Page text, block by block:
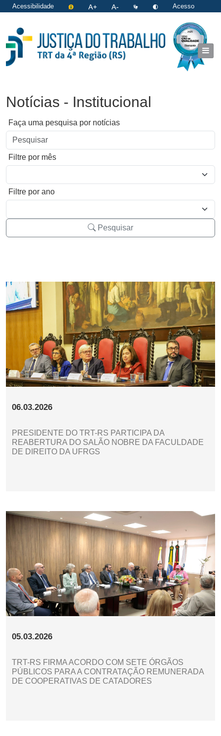
Acessibilidade
Acesso
Notícias - Institucional
Faça uma pesquisa por notícias
Filtre por mês
Filtre por ano
Pesquisar
06.03.2026
PRESIDENTE DO TRT-RS PARTICIPA DA
REABERTURA DO SALÃO NOBRE DA FACULDADE
DE DIREITO DA UFRGS
05.03.2026
TRT-RS FIRMA ACORDO COM SETE ÓRGÃOS
PÚBLICOS PARA A CONTRATAÇÃO REMUNERADA
DE COOPERATIVAS DE CATADORES